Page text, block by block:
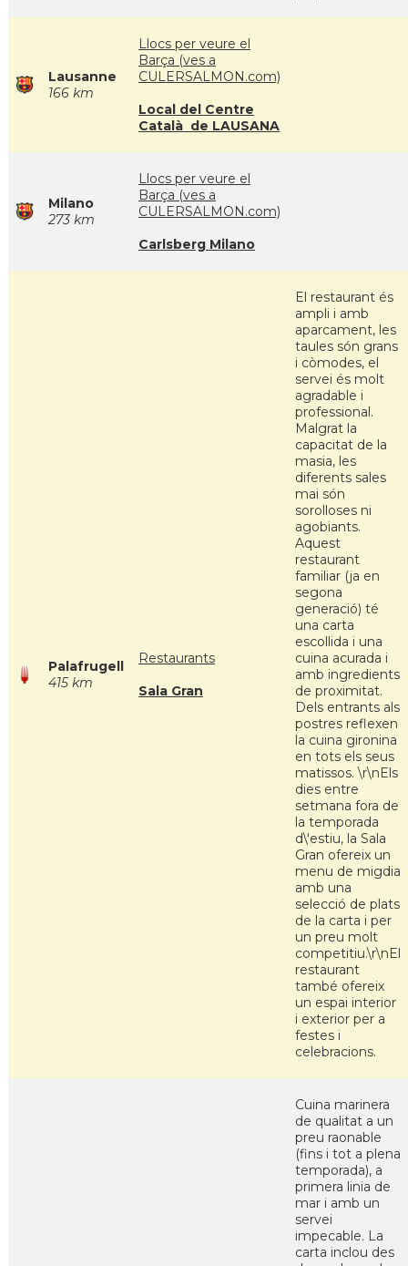
Lausanne
166 km
Llocs per veure el
Barça (ves a
CULERSALMON.com)
Local del Centre
Català de LAUSANA
Milano
273 km
Llocs per veure el
Barça (ves a
CULERSALMON.com)
Carlsberg Milano
Palafrugell
415 km
Restaurants
Sala Gran
El restaurant és
ampli i amb
aparcament, les
taules són grans
i còmodes, el
servei és molt
agradable i
professional.
Malgrat la
capacitat de la
masia, les
diferents sales
mai són
sorolloses ni
agobiants.
Aquest
restaurant
familiar (ja en
segona
generació) té
una carta
escollida i una
cuina acurada i
amb ingredients
de proximitat.
Dels entrants als
postres reflexen
la cuina gironina
en tots els seus
matissos. \r\nEls
dies entre
setmana fora de
la temporada
d\'estiu, la Sala
Gran ofereix un
menu de migdia
amb una
selecció de plats
de la carta i per
un preu molt
competitiu.\r\nEl
restaurant
també ofereix
un espai interior
i exterior per a
festes i
celebracions.
Cuina marinera
de qualitat a un
preu raonable
(fins i tot a plena
temporada), a
primera linia de
mar i amb un
servei
impecable. La
carta inclou des